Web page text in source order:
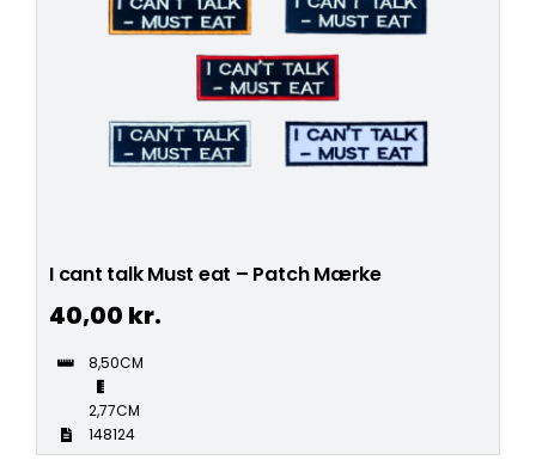
I cant talk Must eat – Patch Mærke
40,00 kr.
8,50CM
2,77CM
148124